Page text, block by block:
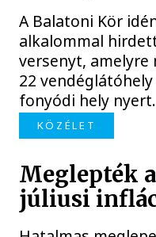
A Balatoni Kör
alkalommal
versenyt,
22
fonyódi hely
KÖZÉLET
Meglepték
júliusi